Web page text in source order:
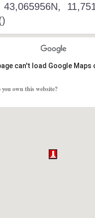
can't load Google
you own this website?